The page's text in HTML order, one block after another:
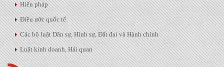
Hiến pháp
Điều ước quốc tế
Các bộ luật Dân sự, Hình sự, Đất đai và Hành chính
Luật kinh doanh, Hải quan